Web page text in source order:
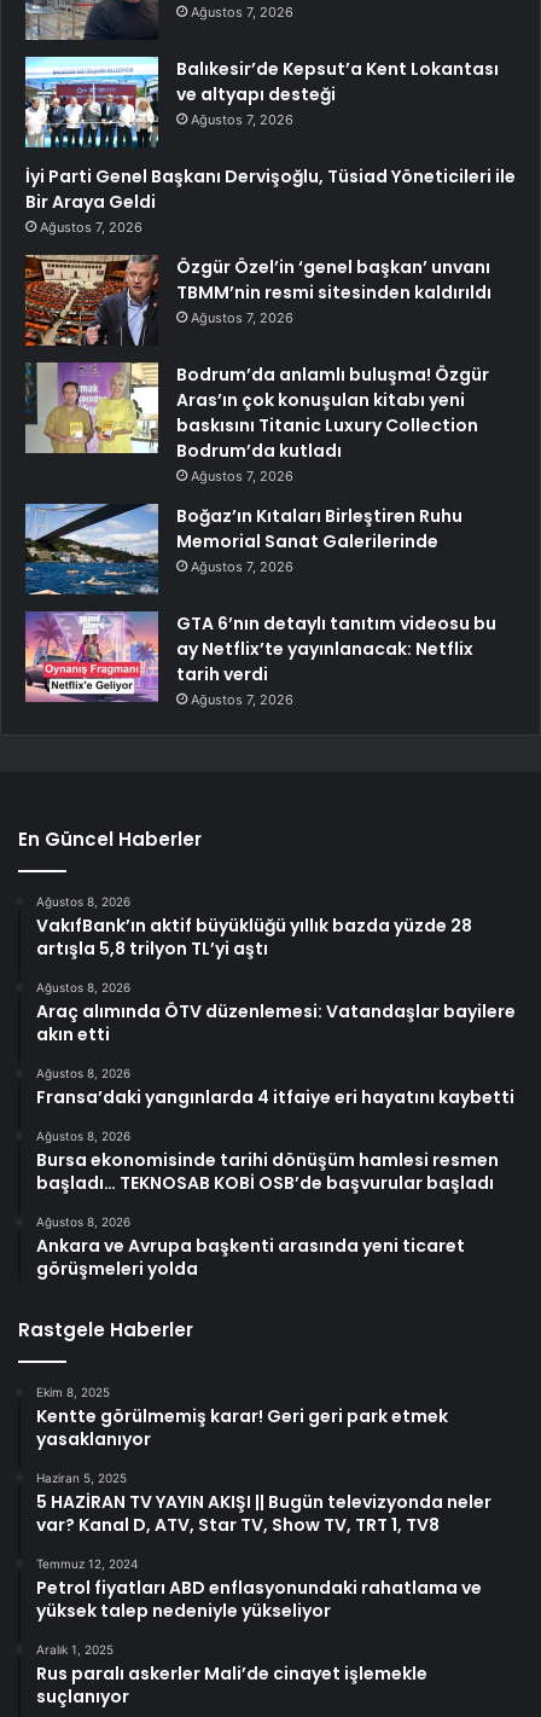
Ağustos 7, 2026
Balıkesir’de Kepsut’a Kent Lokantası
ve altyapı desteği
Ağustos 7, 2026
İyi Parti Genel Başkanı Dervişoğlu, Tüsiad Yöneticileri ile
Bir Araya Geldi
Ağustos 7, 2026
Özgür Özel’in ‘genel başkan’ unvanı
TBMM’nin resmi sitesinden kaldırıldı
Ağustos 7, 2026
Bodrum’da anlamlı buluşma! Özgür
Aras’ın çok konuşulan kitabı yeni
baskısını Titanic Luxury Collection
Bodrum’da kutladı
Ağustos 7, 2026
Boğaz’ın Kıtaları Birleştiren Ruhu
Memorial Sanat Galerilerinde
Ağustos 7, 2026
GTA 6’nın detaylı tanıtım videosu bu
ay Netflix’te yayınlanacak: Netflix
tarih verdi
Ağustos 7, 2026
En Güncel Haberler
Ağustos 8, 2026
VakıfBank’ın aktif büyüklüğü yıllık bazda yüzde 28
artışla 5,8 trilyon TL’yi aştı
Ağustos 8, 2026
Araç alımında ÖTV düzenlemesi: Vatandaşlar bayilere
akın etti
Ağustos 8, 2026
Fransa’daki yangınlarda 4 itfaiye eri hayatını kaybetti
Ağustos 8, 2026
Bursa ekonomisinde tarihi dönüşüm hamlesi resmen
başladı… TEKNOSAB KOBİ OSB’de başvurular başladı
Ağustos 8, 2026
Ankara ve Avrupa başkenti arasında yeni ticaret
görüşmeleri yolda
Rastgele Haberler
Ekim 8, 2025
Kentte görülmemiş karar! Geri geri park etmek
yasaklanıyor
Haziran 5, 2025
5 HAZİRAN TV YAYIN AKIŞI || Bugün televizyonda neler
var? Kanal D, ATV, Star TV, Show TV, TRT 1, TV8
Temmuz 12, 2024
Petrol fiyatları ABD enflasyonundaki rahatlama ve
yüksek talep nedeniyle yükseliyor
Aralık 1, 2025
Rus paralı askerler Mali’de cinayet işlemekle
suçlanıyor